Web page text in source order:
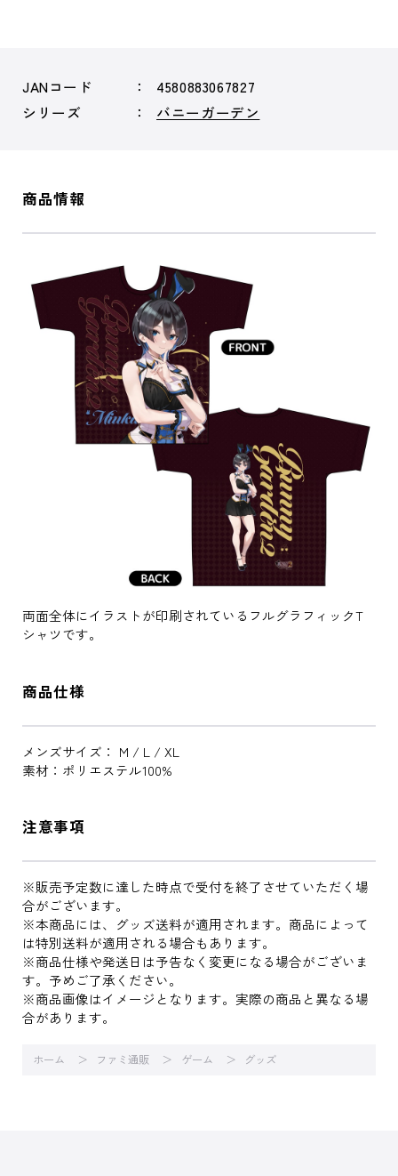
JANコード
4580883067827
シリーズ
バニーガーデン
商品情報
両面全体にイラストが印刷されているフルグラフィックT
シャツです。
商品仕様
メンズサイズ： M / L / XL
素材：ポリエステル100%
注意事項
※販売予定数に達した時点で受付を終了させていただく場
合がございます。
※本商品には、グッズ送料が適用されます。商品によって
は特別送料が適用される場合もあります。
※商品仕様や発送日は予告なく変更になる場合がございま
す。予めご了承ください。
※商品画像はイメージとなります。実際の商品と異なる場
合があります。
ホーム ファミ通販 ゲーム グッズ